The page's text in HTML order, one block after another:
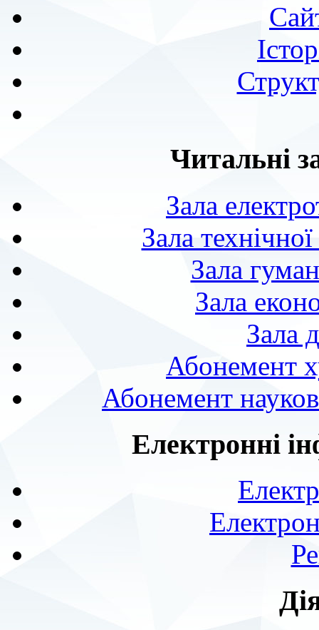
Читальні
Зала
Зала
Зала
Зала
Зала
Абонемент
Абонемент
Електронні